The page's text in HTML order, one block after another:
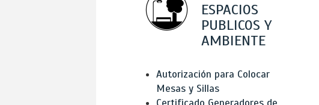
ESPACIOS
PUBLICOS Y
AMBIENTE
Autorización para Colocar
Mesas y Sillas